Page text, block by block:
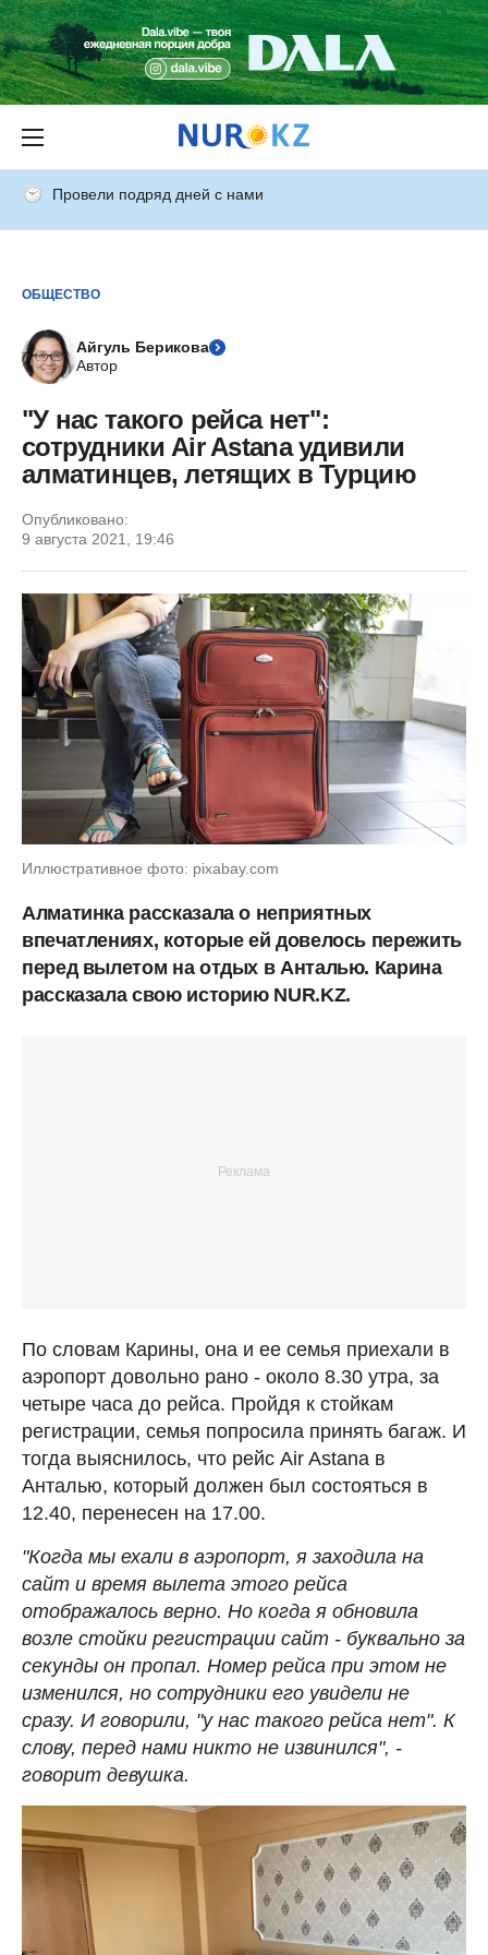
Провели подряд дней с нами
ОБЩЕСТВО
Айгуль Берикова
Автор
"У нас такого рейса нет":
сотрудники Air Astana удивили
алматинцев, летящих в Турцию
Опубликовано:
9 августа 2021, 19:46
Иллюстративное фото: pixabay.com
Алматинка рассказала о неприятных
впечатлениях, которые ей довелось пережить
перед вылетом на отдых в Анталью. Карина
рассказала свою историю NUR.KZ.
По словам Карины, она и ее семья приехали в
аэропорт довольно рано - около 8.30 утра, за
четыре часа до рейса. Пройдя к стойкам
регистрации, семья попросила принять багаж. И
тогда выяснилось, что рейс Air Astana в
Анталью, который должен был состояться в
12.40, перенесен на 17.00.
"Когда мы ехали в аэропорт, я заходила на
сайт и время вылета этого рейса
отображалось верно. Но когда я обновила
возле стойки регистрации сайт - буквально за
секунды он пропал. Номер рейса при этом не
изменился, но сотрудники его увидели не
сразу. И говорили, "у нас такого рейса нет". К
слову, перед нами никто не извинился", -
говорит девушка.